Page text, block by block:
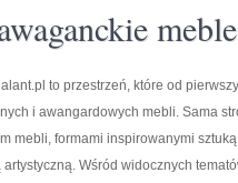
meble
to przestrzeń, które od
i awangardowych mebli. Sama
mebli, formami inspirowanymi
artystyczną. Wśród widocznych